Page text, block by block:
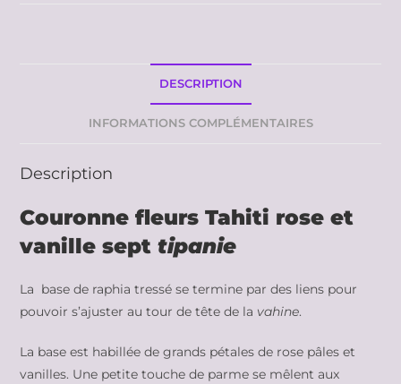
DESCRIPTION
INFORMATIONS COMPLÉMENTAIRES
Description
Couronne fleurs Tahiti rose et
vanille septtipanie
La base de raphia tressé se termine par des liens pour
pouvoir s’ajuster au tour de tête de la vahine.
La base est habillée de grands pétales de rose pâles et
vanilles. Une petite touche de parme se mêlent aux